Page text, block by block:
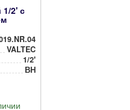
1/2' с
VALTEC
1/2'
ВН